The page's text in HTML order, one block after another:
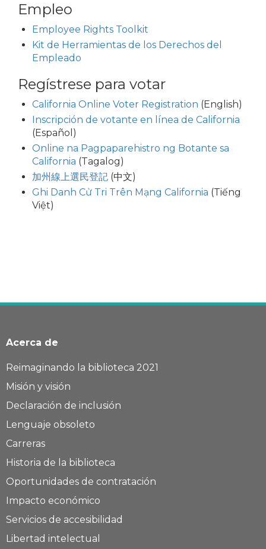
Empleo
Employee Rights Toolkit
Kit de Herramientas de los Derechos del
Empleado
Regístrese para votar
California Online Voter Registration (English)
Inscripción de votante en línea de California
(Español)
Online na Pagpaparehistro ng Botante sa
California (Tagalog)
加州線上選民登記 (中文)
Ghi Danh Cử Tri Trên Mạng California (Tiếng
Việt)
Acerca de
Reimaginando la biblioteca 2021
Misión y visión
Declaración de inclusión
Lenguaje obsoleto
Carreras
Historia de la biblioteca
Oportunidades de contratación
Impacto económico
Servicios de accesibilidad
Libertad intelectual